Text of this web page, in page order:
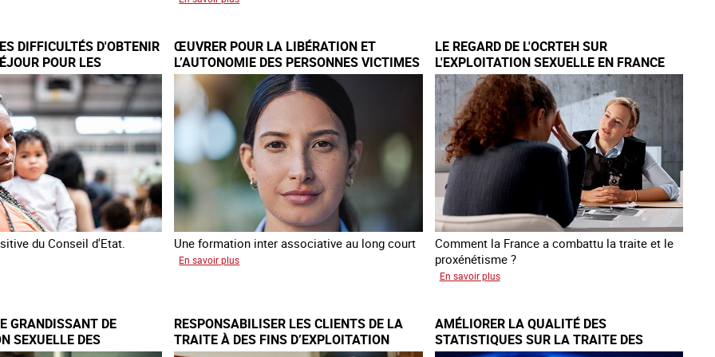
cas
de
traite
des
fins
de
criminalité
forcée
en
Europe
2026
sur
les
victimes
de
traite
DIFFICULTÉS D'OBTENIR
POUR LES
du Conseil d'Etat.
ŒUVRER POUR LA LIBÉRATION ET
L’AUTONOMIE DES PERSONNES VICTIMES
DE TRAITE
Une formation inter associative au long court
En savoir plus
libération
et
l’autonomie
LE REGARD DE L'OCRTEH SUR
L'EXPLOITATION SEXUELLE EN FRANCE
EN 2025
Comment la France a combattu la traite et le
proxénétisme ?
En savoir plussur
de
l'OCRTEH
sur
GRANDISSANT DE
SEXUELLE DES
RESPONSABILISER LES CLIENTS DE LA
TRAITE À DES FINS D’EXPLOITATION
AMÉLIORER LA QUALITÉ DES
STATISTIQUES SUR LA TRAITE DES